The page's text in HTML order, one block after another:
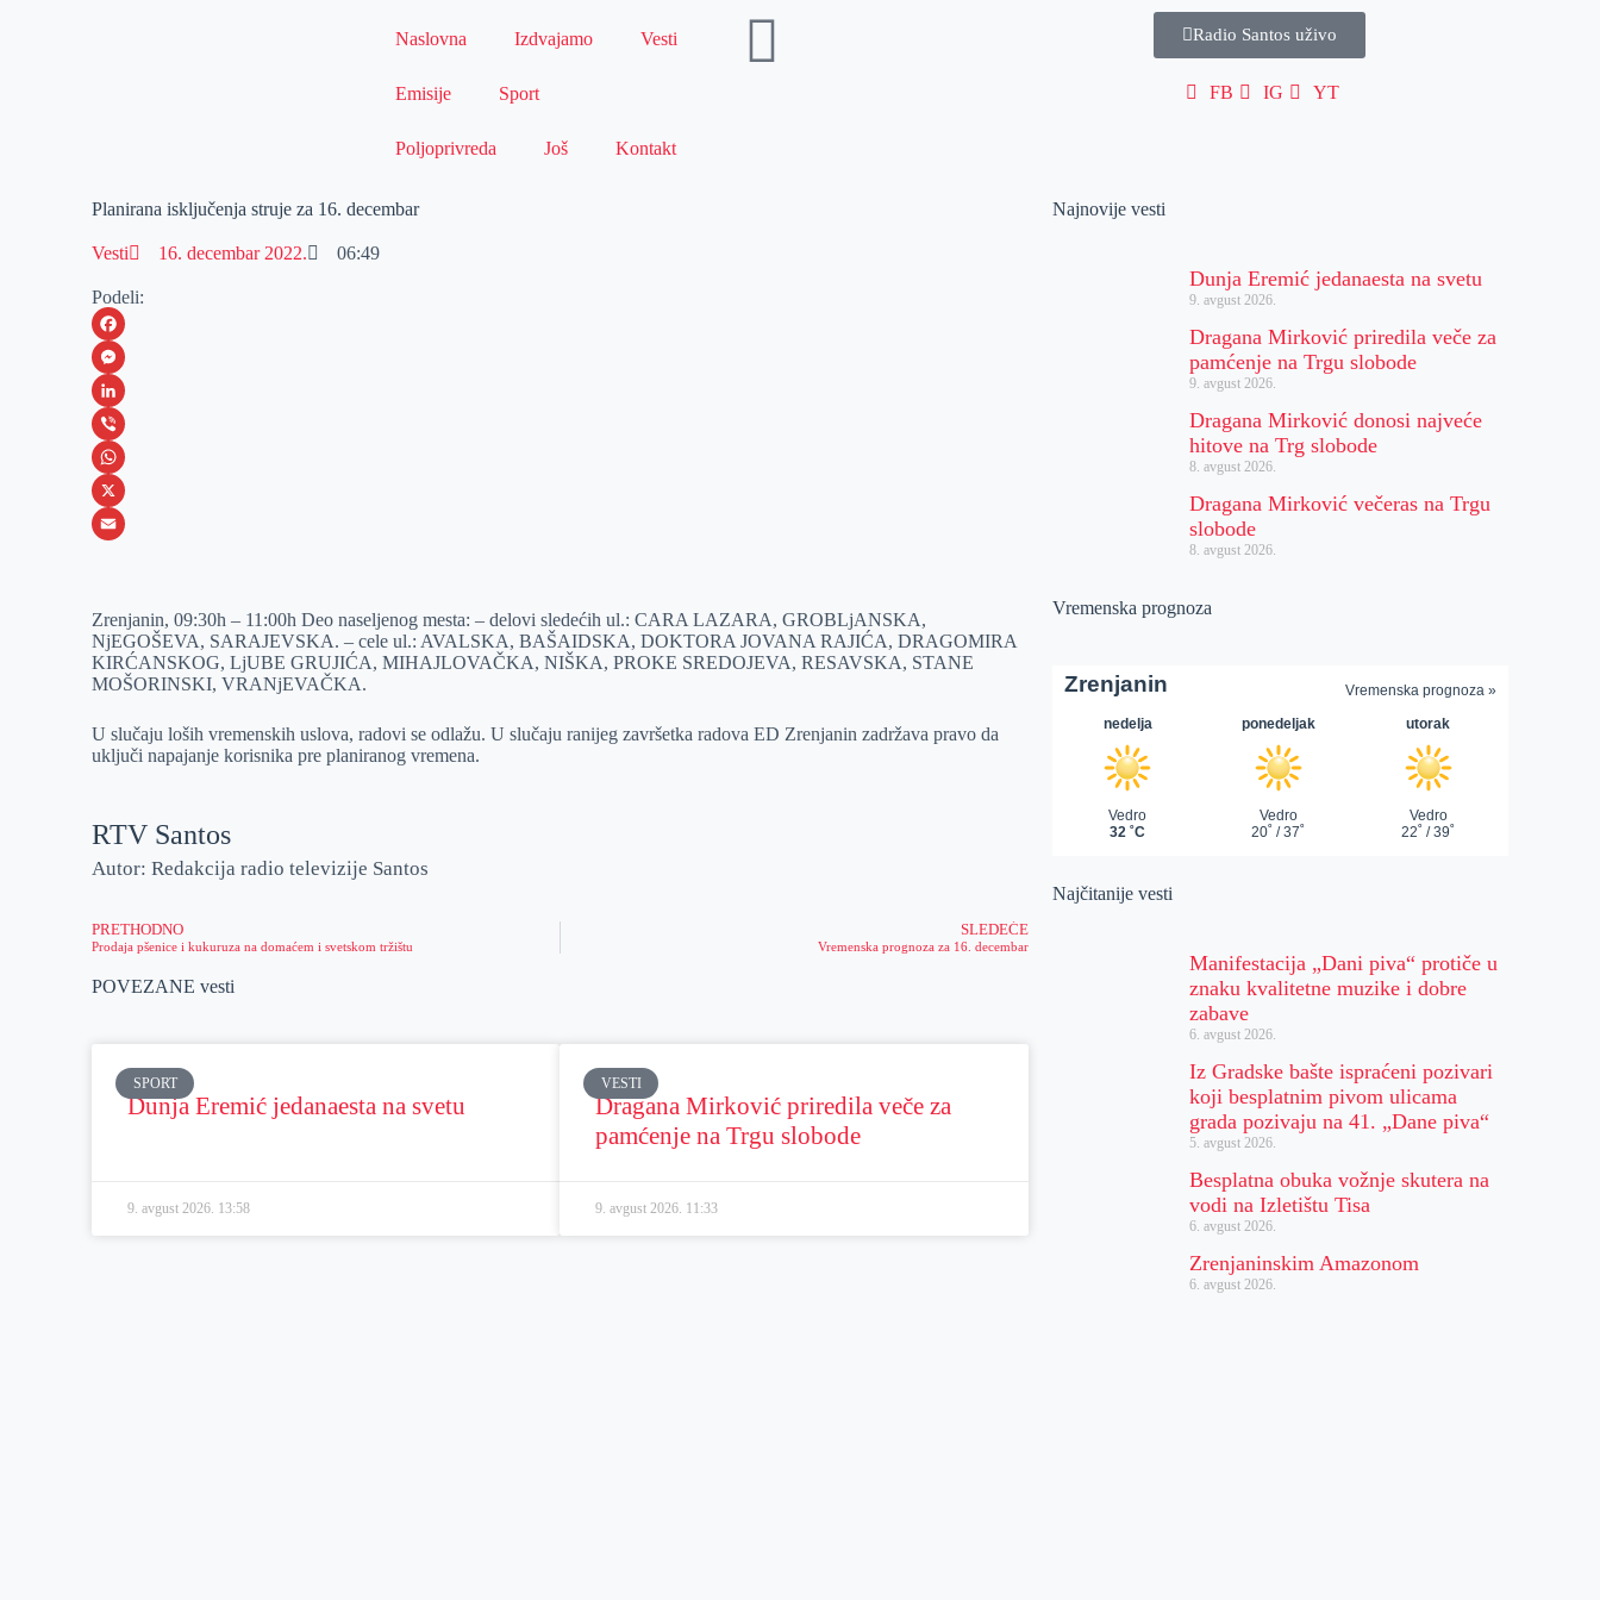
Naslovna Izdvajamo Vesti
Emisije Sport
Poljoprivreda Još Kontakt
Radio Santos uživo
FB IG YT
Planirana isključenja struje za 16. decembar
Vesti 16. decembar 2022. 06:49
Podeli:
F
a
c
e
b
o
M
e
s
s
e
e
r
L
i
n
k
I
n
V
i
b
W
h
s
A
p
p
X
a
i
l
Zrenjanin, 09:30h – 11:00h Deo naseljenog mesta: – delovi sledećih ul.: CARA LAZARA, GROBLjANSKA,
NjEGOŠEVA, SARAJEVSKA. – cele ul.: AVALSKA, BAŠAIDSKA, DOKTORA JOVANA RAJIĆA, DRAGOMIRA
KIRĆANSKOG, LjUBE GRUJIĆA, MIHAJLOVAČKA, NIŠKA, PROKE SREDOJEVA, RESAVSKA, STANE
MOŠORINSKI, VRANjEVAČKA.
U slučaju loših vremenskih uslova, radovi se odlažu. U slučaju ranijeg završetka radova ED Zrenjanin zadržava pravo da
uključi napajanje korisnika pre planiranog vremena.
RTV Santos
Autor: Redakcija radio televizije Santos
PRETHODNO
Prodaja pšenice i kukuruza na domaćem i svetskom tržištu
SLEDEĆE
Vremenska prognoza za 16. decembar
POVEZANE vesti
SPORT
Dunja Eremić jedanaesta na svetu
9. avgust 2026. 13:58
VESTI
Dragana Mirković priredila veče za
pamćenje na Trgu slobode
9. avgust 2026. 11:33
Najnovije vesti
Dunja Eremić jedanaesta na svetu
9. avgust 2026.
Dragana Mirković priredila veče za
pamćenje na Trgu slobode
9. avgust 2026.
Dragana Mirković donosi najveće
hitove na Trg slobode
8. avgust 2026.
Dragana Mirković večeras na Trgu
slobode
8. avgust 2026.
Vremenska prognoza
Najčitanije vesti
Manifestacija „Dani piva“ protiče u
znaku kvalitetne muzike i dobre
zabave
6. avgust 2026.
Iz Gradske bašte ispraćeni pozivari
koji besplatnim pivom ulicama
grada pozivaju na 41. „Dane piva“
5. avgust 2026.
Besplatna obuka vožnje skutera na
vodi na Izletištu Tisa
6. avgust 2026.
Zrenjaninskim Amazonom
6. avgust 2026.